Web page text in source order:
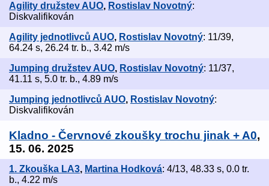
Agility družstev AUO, Rostislav Novotný:
Diskvalifikován
Agility jednotlivců AUO, Rostislav Novotný: 11/39,
64.24 s, 26.24 tr. b., 3.42 m/s
Jumping družstev AUO, Rostislav Novotný: 11/37,
41.11 s, 5.0 tr. b., 4.89 m/s
Jumping jednotlivců AUO, Rostislav Novotný:
Diskvalifikován
Kladno - Červnové zkoušky trochu jinak + A0,
15. 06. 2025
1. Zkouška LA3, Martina Hodková: 4/13, 48.33 s, 0.0 tr.
b., 4.22 m/s